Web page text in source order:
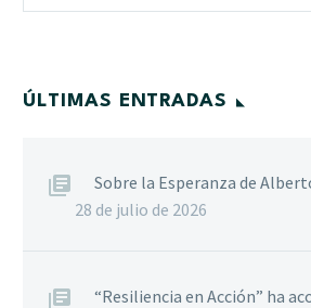
ÚLTIMAS ENTRADAS
Sobre la Esperanza de
28 de julio de 2026
“Resiliencia en Acción” ha